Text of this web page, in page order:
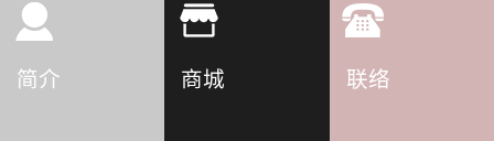
简介 商城 联络